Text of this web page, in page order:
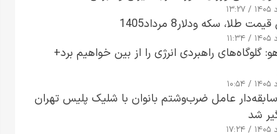
طلا، سکه ودلار8 مرداد1405
گلوگاه‌های راهبردی انرژی را از بین خواهیم برد+
عامل ضرب‌وشتم بانوان با شلیک پلیس تهران
شد